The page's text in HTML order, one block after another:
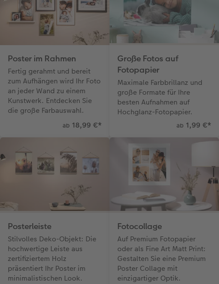
Poster im Rahmen
Fertig gerahmt und bereit
zum Aufhängen wird Ihr Foto
an jeder Wand zu einem
Kunstwerk. Entdecken Sie
die große Farbauswahl.
ab 18,99 €*
Große Fotos auf
Fotopapier
Maximale Farbbrillanz und
große Formate für Ihre
besten Aufnahmen auf
Hochglanz-Fotopapier.
ab 1,99 €*
Posterleiste
Stilvolles Deko-Objekt: Die
hochwertige Leiste aus
zertifiziertem Holz
präsentiert Ihr Poster im
minimalistischen Look.
Fotocollage
Auf Premium Fotopapier
oder als Fine Art Matt Print:
Gestalten Sie eine Premium
Poster Collage mit
einzigartiger Optik.